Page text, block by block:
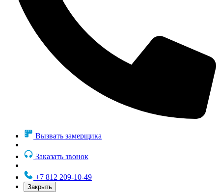
Вызвать замерщика
Заказать звонок
+7 812 209-10-49
Закрыть